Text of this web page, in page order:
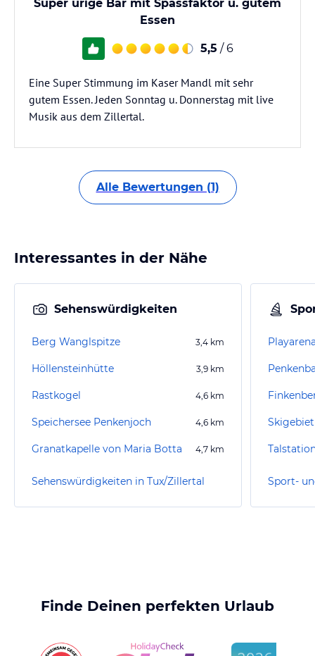
Super urige Bar mit Spassfaktor u. gutem
Essen
5,5 / 6
Eine Super Stimmung im Kaser Mandl mit sehr
gutem Essen. Jeden Sonntag u. Donnerstag mit live
Musik aus dem Zillertal.
Alle Bewertungen (1)
Interessantes in der Nähe
Sehenswürdigkeiten
Berg Wanglspitze 3,4 km
Höllensteinhütte 3,9 km
Rastkogel 4,6 km
Speichersee Penkenjoch 4,6 km
Granatkapelle von Maria Botta 4,7 km
Sehenswürdigkeiten in Tux/Zillertal
Finde Deinen perfekten Urlaub